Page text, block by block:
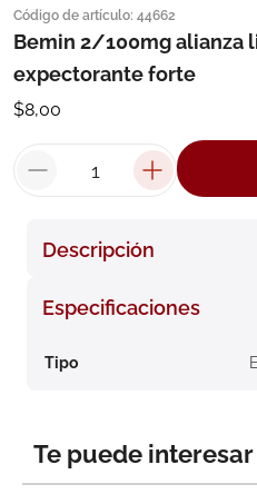
Código de artículo: 44662
Bemin 2/100mg alianza
expectorante forte
$8,00
Descripción
Especificaciones
Tipo
Te puede interesar
1. eucerin
cerave
7. isdin
roche posay
10.nivea